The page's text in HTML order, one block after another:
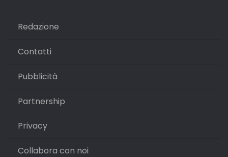
Redazione
Contatti
Pubblicità
Partnership
Privacy
Collabora con noi